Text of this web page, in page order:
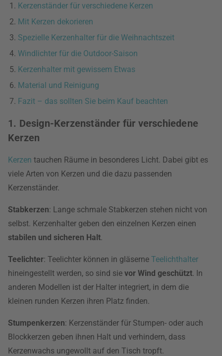
Kerzenständer für verschiedene Kerzen
Mit Kerzen dekorieren
Spezielle Kerzenhalter für die Weihnachtszeit
Windlichter für die Outdoor-Saison
Kerzenhalter mit gewissem Etwas
Material und Reinigung
Fazit – das sollten Sie beim Kauf beachten
1. Design-Kerzenständer für verschiedene
Kerzen
Kerzen tauchen Räume in besonderes Licht. Dabei gibt es
viele Arten von Kerzen und die dazu passenden
Kerzenständer.
Stabkerzen: Lange schmale Stabkerzen stehen nicht von
selbst. Kerzenhalter geben den einzelnen Kerzen einen
stabilen und sicheren Halt.
Teelichter: Teelichter können in gläserne Teelichthalter
hineingestellt werden, so sind sie vor Wind geschützt. In
anderen Modellen ist der Halter integriert, in dem die
kleinen runden Kerzen ihren Platz finden.
Stumpenkerzen: Kerzenständer für Stumpen- oder auch
Blockkerzen geben ihnen Halt und verhindern, dass
Kerzenwachs ungewollt auf den Tisch tropft.